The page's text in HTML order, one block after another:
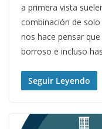
a primera vista
combinación de
nos hace pensar
borroso e incluso
Seguir Leyendo